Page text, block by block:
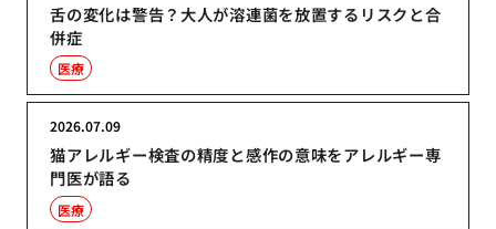
舌の変化は警告？大人が溶連菌を放置するリスクと合
併症
医療
猫アレルギー検査の精度と感作の意味をアレルギー専
門医が語る
2026.07.09
医療